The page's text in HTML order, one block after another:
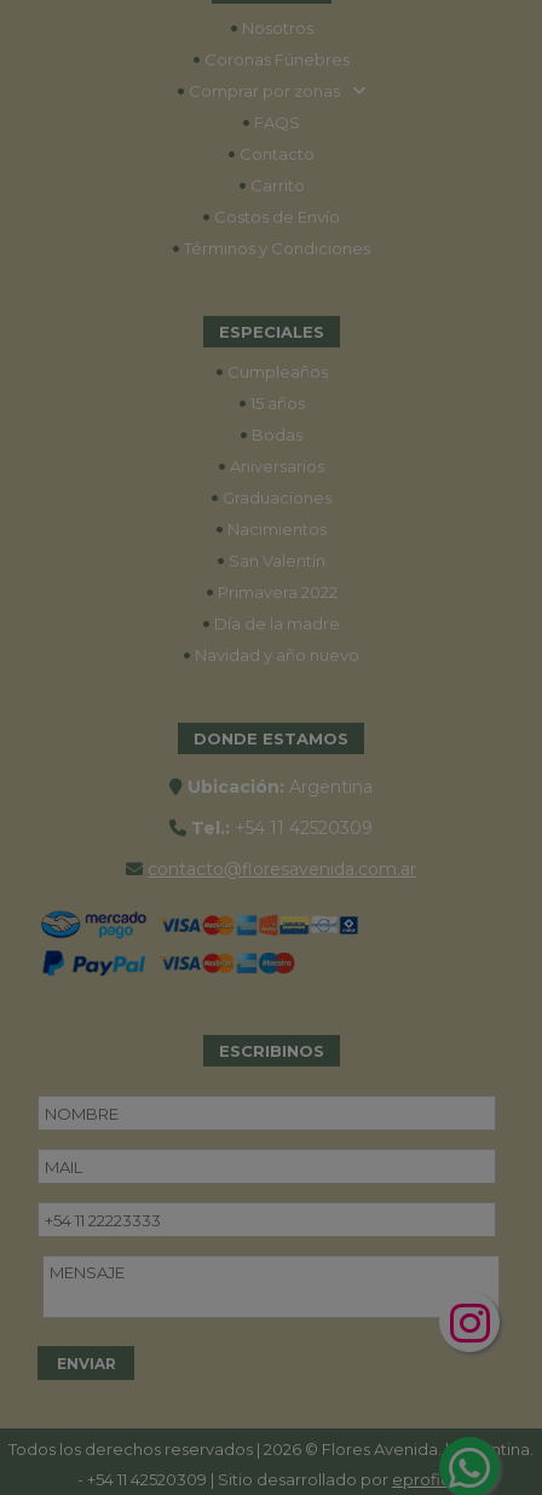
• Nosotros
• Coronas Fúnebres
• Comprar por zonas
• FAQS
• Contacto
• Carrito
• Costos de Envío
• Términos y Condiciones
ESPECIALES
• Cumpleaños
• 15 años
• Bodas
• Aniversarios
• Graduaciones
• Nacimientos
• San Valentín
• Primavera 2022
• Día de la madre
• Navidad y año nuevo
DONDE ESTAMOS
Ubicación: Argentina
Tel.: +54 11 42520309
contacto@floresavenida.com.ar
ESCRIBINOS
Todos los derechos reservados | 2026 © Flores Avenida. | Argentina.
- +54 11 42520309 | Sitio desarrollado por eproficio